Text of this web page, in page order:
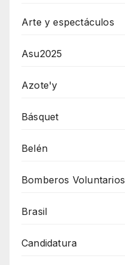
Arte y espectáculos
Asu2025
Azote'y
Básquet
Belén
Bomberos Voluntarios
Brasil
Candidatura